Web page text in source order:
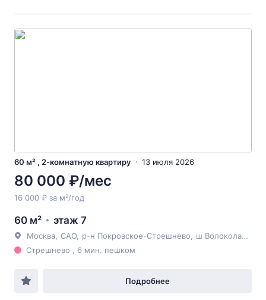
60 м² , 2-комнатную квартиру 13 июля 2026
80 000 ₽/мес
16 000 ₽ за м²/год
60 м² этаж 7
Москва САО р-н Покровское-Стрешнево ш Волоколамское
Стрешнево , 6 мин. пешком
Подробнее